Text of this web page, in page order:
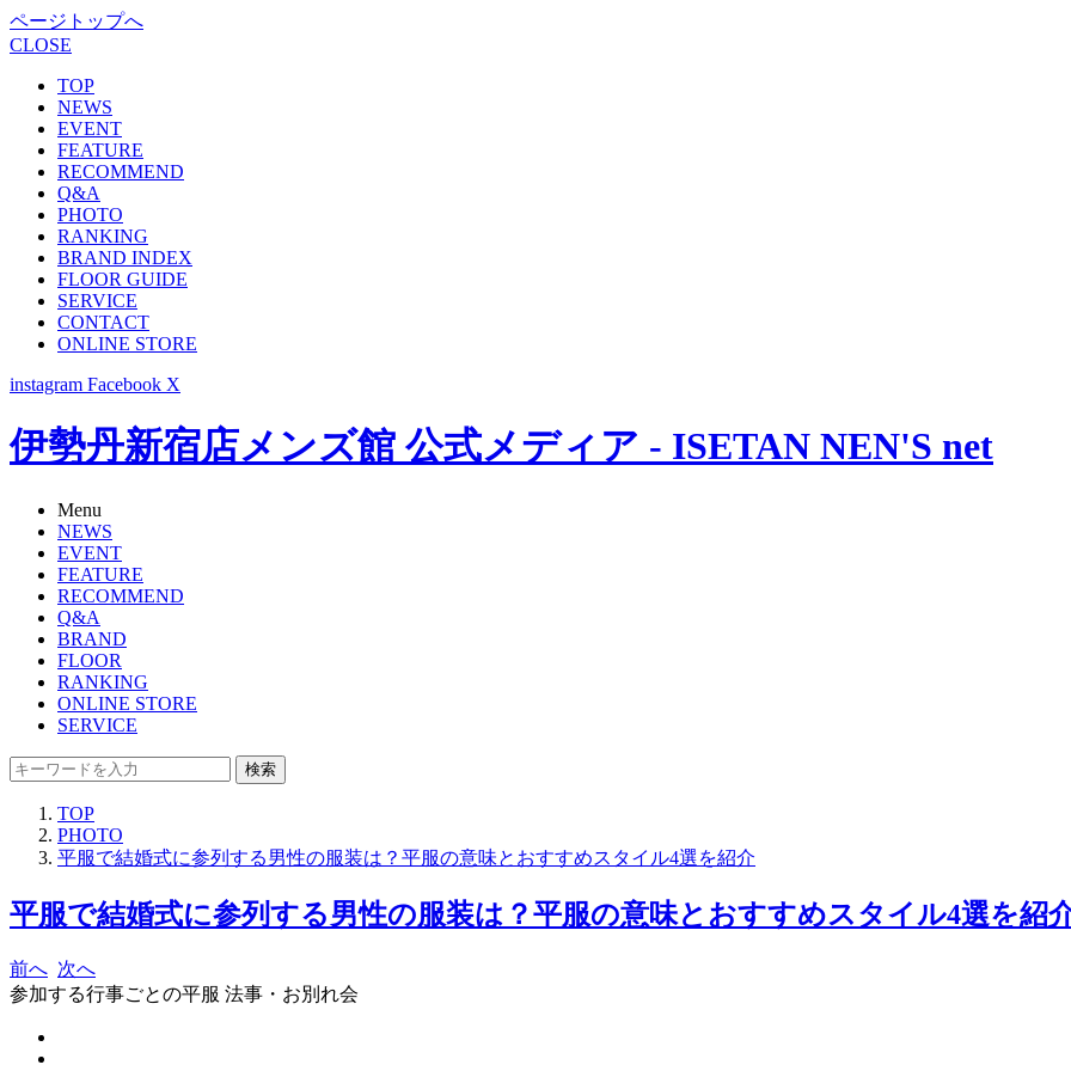
ページトップへ
CLOSE
TOP
NEWS
EVENT
FEATURE
RECOMMEND
Q&A
PHOTO
RANKING
BRAND INDEX
FLOOR GUIDE
SERVICE
CONTACT
ONLINE STORE
instagram Facebook X
伊勢丹新宿店メンズ館 公式メディア - ISETAN NEN'S net
Menu
NEWS
EVENT
FEATURE
RECOMMEND
Q&A
BRAND
FLOOR
RANKING
ONLINE STORE
SERVICE
検索
TOP
PHOTO
平服で結婚式に参列する男性の服装は？平服の意味とおすすめスタイル4選を紹介
平服で結婚式に参列する男性の服装は？平服の意味とおすすめスタイル4選を紹
前へ 次へ
参加する行事ごとの平服 法事・お別れ会